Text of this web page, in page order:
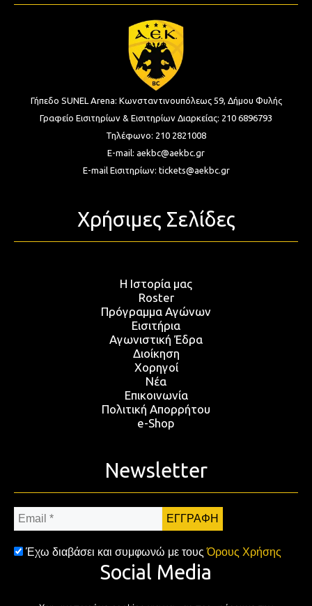
Γήπεδο SUNEL Arena: Κωνσταντινουπόλεως 59, Δήμου Φυλής
Γραφείο Εισιτηρίων & Εισιτηρίων Διαρκείας: 210 6896793
Τηλέφωνο: 210 2821008
E-mail: aekbc@aekbc.gr
E-mail Εισιτηρίων: tickets@aekbc.gr
Χρήσιμες Σελίδες
Η Ιστορία μας
Roster
Πρόγραμμα Αγώνων
Εισιτήρια
Αγωνιστική Έδρα
Διοίκηση
Χορηγοί
Νέα
Επικοινωνία
Πολιτική Απορρήτου
e-Shop
Newsletter
Email
*
Έχω διαβάσει και συμφωνώ με τουςΌρους Χρήσης
Social Media